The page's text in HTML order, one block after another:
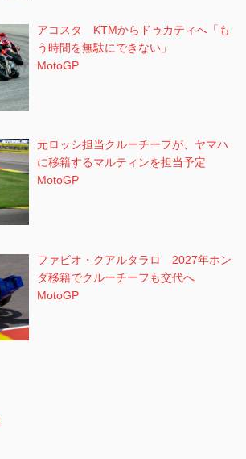
アコスタ KTMからドゥカティへ「も
う時間を無駄にできない」
MotoGP
元ロッシ担当クルーチーフが、ヤマハ
に移籍するマルティンを担当予定
MotoGP
ファビオ・クアルタラロ 2027年ホン
ダ移籍でクルーチーフも交代へ
MotoGP